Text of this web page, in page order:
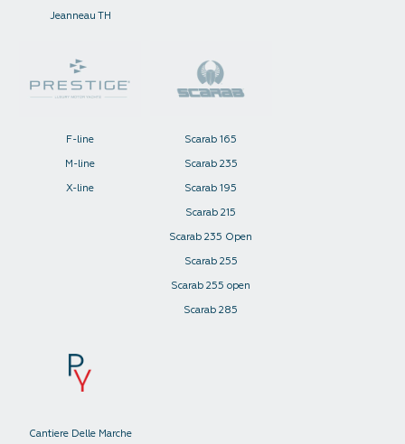
Jeanneau TH
F-line
M-line
X-line
Scarab 165
Scarab 235
Scarab 195
Scarab 215
Scarab 235 Open
Scarab 255
Scarab 255 open
Scarab 285
Cantiere Delle Marche